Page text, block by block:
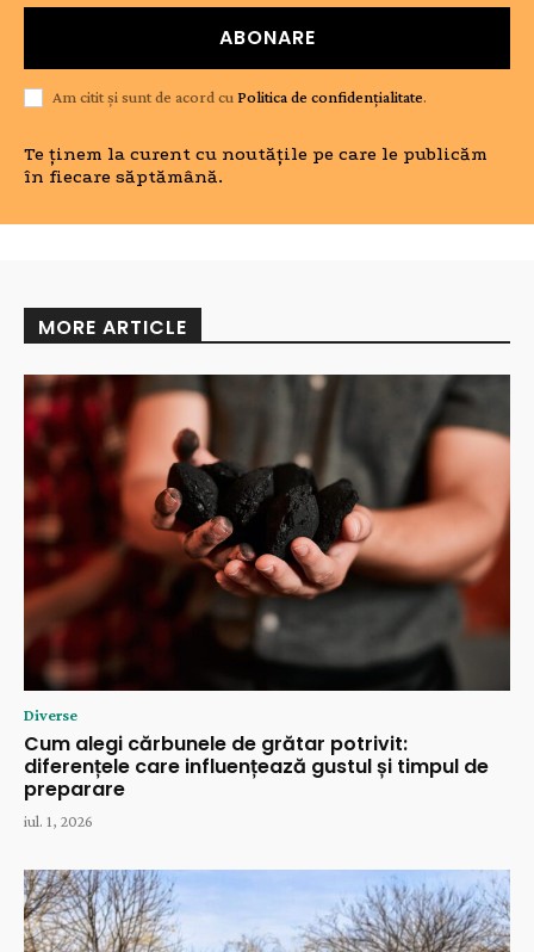
ABONARE
Am citit și sunt de acord cuPolitica de confidențialitate.
Te ținem la curent cu noutățile pe care le publicăm
în fiecare săptămână.
MORE ARTICLE
Diverse
Cum alegi cărbunele de grătar potrivit:
diferențele care influențează gustul și timpul de
preparare
iul. 1, 2026